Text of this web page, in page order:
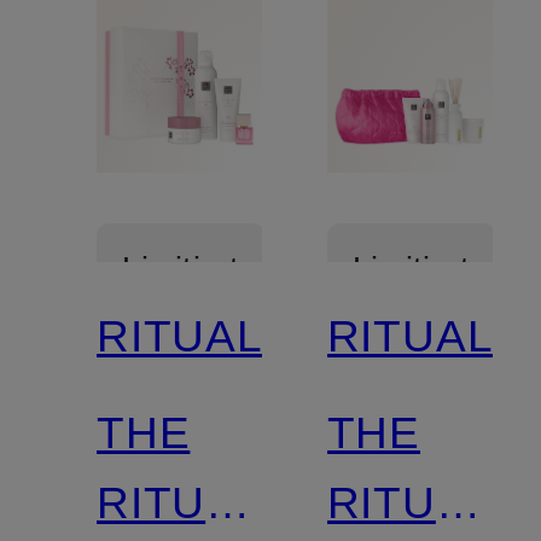
Limitiert
RITUALS
THE
RITUAL
Limitiert
RITUALS
THE
RITUAL